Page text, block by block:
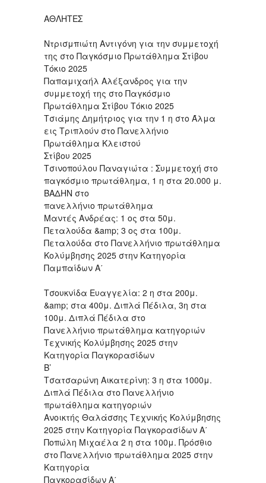
ΑΘΛΗΤΕΣ
Ντρισμπιώτη Αντιγόνη για την συμμετοχή
της στο Παγκόσμιο Πρωτάθλημα Στίβου
Τόκιο 2025
Παπαμιχαήλ Αλέξανδρος για την
συμμετοχή της στο Παγκόσμιο
Πρωτάθλημα Στίβου Τόκιο 2025
Τσιάμης Δημήτριος για την 1 η στο Άλμα
εις Τριπλούν στο Πανελλήνιο
Πρωτάθλημα Κλειστού
Στίβου 2025
Τσινοπούλου Παναγιώτα : Συμμετοχή στο
παγκόσμιο πρωτάθλημα, 1 η στα 20.000 μ.
ΒΑΔΗΝ στο
πανελλήνιο πρωτάθλημα
Μαντές Ανδρέας: 1 ος στα 50μ.
Πεταλούδα &amp; 3 ος στα 100μ.
Πεταλούδα στο Πανελλήνιο πρωτάθλημα
Κολύμβησης 2025 στην Κατηγορία
Παμπαίδων Α΄
Τσουκνίδα Ευαγγελία: 2 η στα 200μ.
&amp; στα 400μ. Διπλά Πέδιλα, 3η στα
100μ. Διπλά Πέδιλα στο
Πανελλήνιο πρωτάθλημα κατηγοριών
Τεχνικής Κολύμβησης 2025 στην
Κατηγορία Παγκορασίδων
Β’
Τσατσαρώνη Αικατερίνη: 3 η στα 1000μ.
Διπλά Πέδιλα στο Πανελλήνιο
πρωτάθλημα κατηγοριών
Ανοικτής Θαλάσσης Τεχνικής Κολύμβησης
2025 στην Κατηγορία Παγκορασίδων Α΄
Ποπώλη Μιχαέλα 2 η στα 100μ. Πρόσθιο
στο Πανελλήνιο πρωτάθλημα 2025 στην
Κατηγορία
Παγκορασίδων Α΄